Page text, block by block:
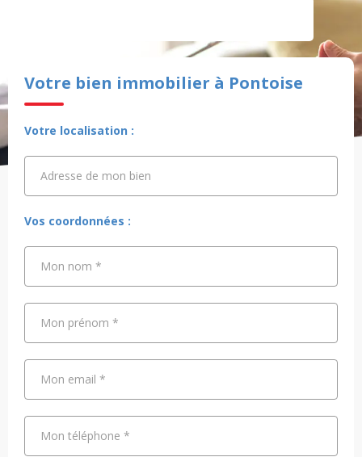
Votre bien immobilier à Pontoise
Votre localisation :
Adresse de mon bien
Adresse de mon bien
Vos coordonnées :
Mon nom *
Mon prénom *
Mon email *
Mon téléphone *